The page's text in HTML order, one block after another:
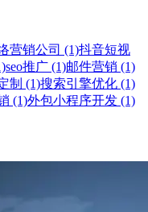
营销公司 (1)抖音短视
seo推广 (1)邮件营销 (1)
制 (1)搜索引擎优化 (1)
(1)外包小程序开发 (1)